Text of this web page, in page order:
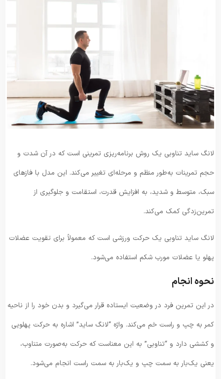
لانگ ساید تناوبی یک روش برنامه‌ریزی تمرینی است که در آن شدت و
حجم تمرینات به‌طور منظم و مرحله‌ای تغییر می‌کند. این مدل با فازهای
سبک، متوسط و شدید، به افزایش قدرت، استقامت و جلوگیری از
تمرین‌زدگی کمک می‌کند.
لانگ ساید تناوبی یک حرکت ورزشی است که معمولاً برای تقویت عضلات
پهلو یا عضلات مورب شکم استفاده می‌شود.
نحوه انجام
در این تمرین فرد در وضعیت ایستاده قرار می‌گیرد و بدن خود را از ناحیه
کمر به چپ و راست خم می‌کند. واژه “لانگ ساید” اشاره به حرکت پهلویی
و کششی دارد و “تناوبی” به این معناست که حرکت به‌صورت متناوب،
یعنی یک‌بار به سمت چپ و یک‌بار به سمت راست انجام می‌شود.